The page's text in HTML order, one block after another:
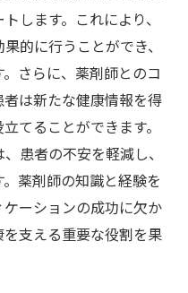
します。これにより、
的に行うことができ、
さらに、薬剤師とのコ
は新たな健康情報を得
てることができます。
患者の不安を軽減し、
薬剤師の知識と経験を
ーションの成功に欠か
支える重要な役割を果